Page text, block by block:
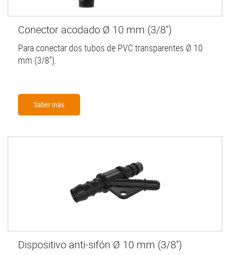
Conector acodado Ø 10 mm (3/8'')
Para conectar dos tubos de PVC transparentes Ø 10
mm (3/8'').
Saber màs
Dispositivo anti-sifón Ø 10 mm (3/8'')